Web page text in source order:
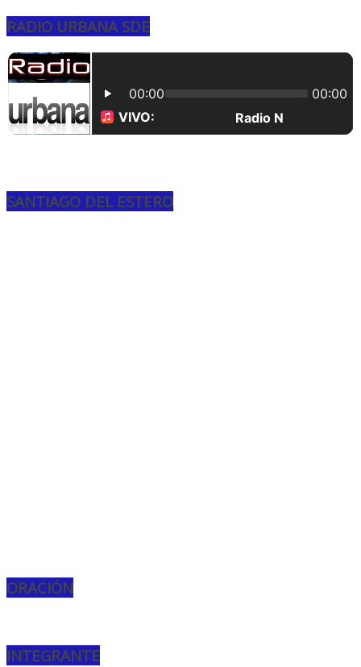
RADIO URBANA SDE
SANTIAGO DEL ESTERO
ORACIÓN
INTEGRANTE